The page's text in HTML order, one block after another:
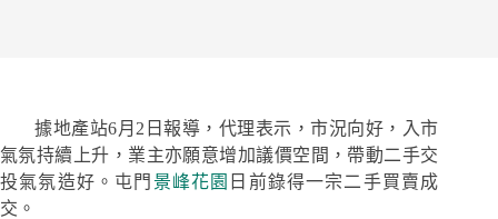
據地產站6月2日報導，代理表示，市況向好，入市
氣氛持續上升，業主亦願意增加議價空間，帶動二手交
投氣氛造好。屯門 景峰花園 日前錄得一宗二手買賣成
交。